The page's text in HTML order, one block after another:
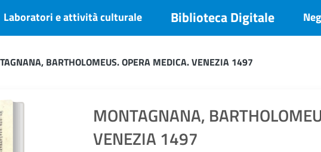
Laboratori e attività culturale Biblioteca Digitale
BARTHOLOMEUS. OPERA MEDICA. VENEZIA 1497
MONTAGNANA,
VENEZIA 1497